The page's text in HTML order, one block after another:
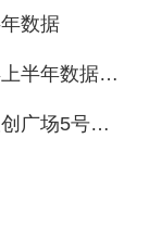
数据
咨询墨竹工卡县上半年数据【追问】
关于咨询柳梧双创广场5号、6号、7号楼产权的信件